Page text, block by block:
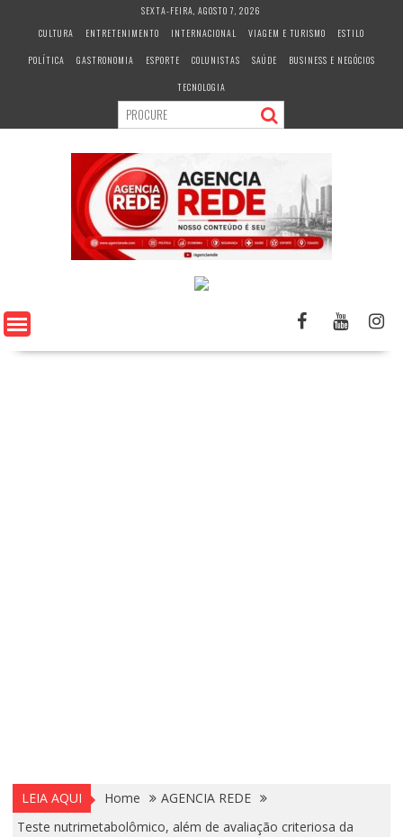
c
SEXTA-FEIRA, AGOSTO 7, 2026
CULTURA
ENTRETENIMENTO INTERNACIONAL VIAGEM E TURISMO
ESTILO
POLÍTICA
GASTRONOMIA ESPORTE COLUNISTAS SAÚDE
BUSINESS E NEGÓCIOS
TECNOLOGIA
LEIA AQUI Home
AGENCIA REDE
Teste nutrimetabolômico, além de avaliação criteriosa da